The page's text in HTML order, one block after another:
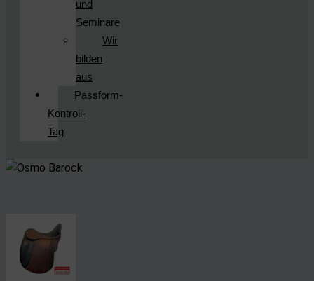
und
Seminare
Wir
bilden
aus
Passform-
Kontroll-
Tag